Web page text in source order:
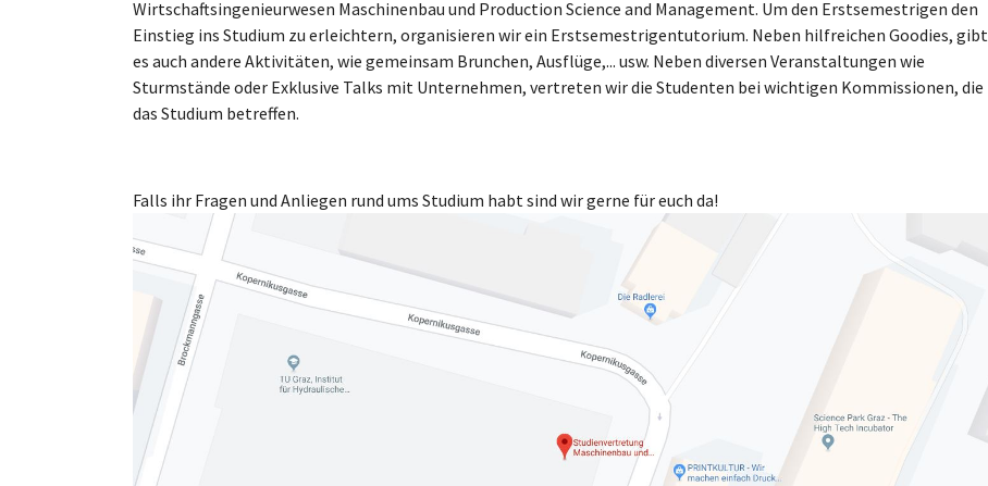
Wirtschaftsingenieurwesen Maschinenbau und Production Science and Management. Um den Erstsemestrigen den
Einstieg ins Studium zu erleichtern, organisieren wir ein Erstsemestrigentutorium. Neben hilfreichen Goodies, gibt
es auch andere Aktivitäten, wie gemeinsam Brunchen, Ausflüge,... usw. Neben diversen Veranstaltungen wie
Sturmstände oder Exklusive Talks mit Unternehmen, vertreten wir die Studenten bei wichtigen Kommissionen, die
das Studium betreffen.
Falls ihr Fragen und Anliegen rund ums Studium habt sind wir gerne für euch da!